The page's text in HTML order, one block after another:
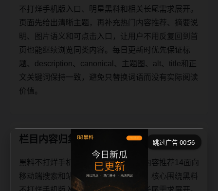
不打烊手机版入口、明星黑料和相关长尾需求展开。
页面先给出清晰主题，再补充热门内容推荐、摘要说
明、图片语义和可点击入口，让用户不用反复回到首
页也能继续浏览同类内容。每日更新时优先保证标
题、description、canonical、主题图、alt、title和正
文关键词保持一致，避免只替换词语而没有实际阅读
价值。
栏目内容归集
黑料不打烊手机版入口明星黑料热门内容推荐14面向
移动端搜索和站内连续阅读场景整理，核心围绕黑料
跳过广告 00:56